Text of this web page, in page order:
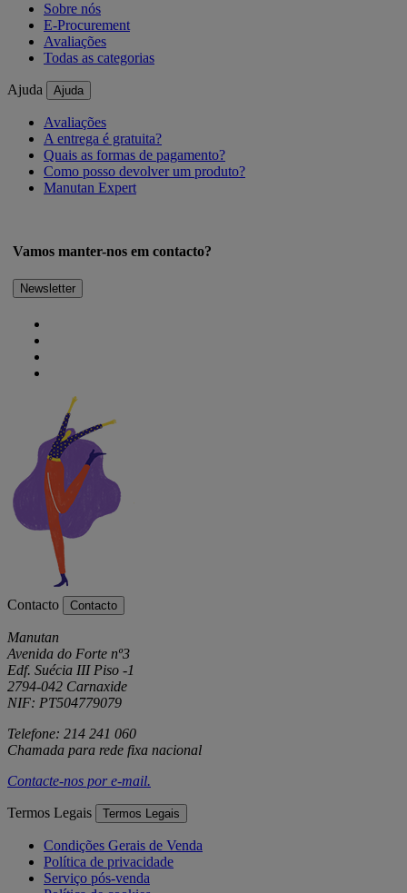
Sobre nós
E-Procurement
Avaliações
Todas as categorias
Ajuda Ajuda
Avaliações
A entrega é gratuita?
Quais as formas de pagamento?
Como posso devolver um produto?
Manutan Expert
Vamos manter-nos em contacto?
Newsletter
Contacto Contacto
Manutan
Avenida do Forte nº3
Edf. Suécia III Piso -1
2794-042 Carnaxide
NIF: PT504779079
Telefone: 214 241 060
Chamada para rede fixa nacional
Contacte-nos pore-mail.
Termos Legais Termos Legais
Condições Gerais de Venda
Política de privacidade
Serviço pós-venda